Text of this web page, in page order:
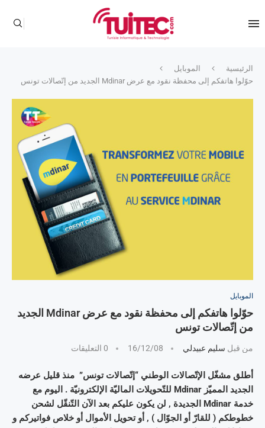
الرئيسية
الموبايل
حوّلوا هاتفكم إلى محفظة نقود مع عرض Mdinar الجديد من إتّصالات تونس
الموبايل
حوّلوا هاتفكم إلى محفظة نقود مع عرض Mdinar الجديد
من إتّصالات تونس
من قبل سليم عبيدلي 16/12/08 0 التعليقات
أطلق مشغّل الإتّصالات الوطني “إتّصالات تونس” منذ قليل عرضه
الجديد المميّز Mdinar للتّحويلات الماليّة الإلكترونيّة . اليوم مع
خدمة Mdinar الجديدة , لن يكون عليكم بعد الآن التّنقّل لشحن
خطوطكم ( للقارّ أو الجوّال ) , أو تحويل الأموال أو خلاص فواتيركم و